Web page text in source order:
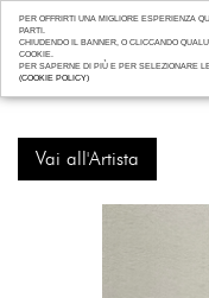
PER OFFRIRTI UNA MIGLIORE ESPERIENZA
PARTI.
CHIUDENDO IL BANNER, O CLICCANDO
COOKIE.
PER SAPERNE DI PIÙ E PER SELEZIONARE
(COOKIE POLICY)
Vai all'Artista